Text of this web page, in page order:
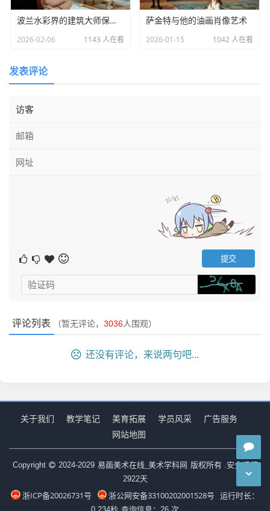
复杂，包含各种着色剂、填充剂、胶固剂等。水粉画多在纸
或木板等载体上进行绘制，技法相对较少，主要以平涂、渲
果，但由于干燥速度快，不易反复修改，画家需要一次成
型。水粉画作品保存时间相对较短，容易受潮、褪色和破
水粉画
水彩画
水彩画使用水溶性颜料，以水为溶剂。水彩颜料透明度
波兰水彩界的建筑大师保罗·迪莫奇
2026-02-06 1143 人在看
萨金特与他的油画肖像艺术
2026-01-15 1042 人在看
发表评论
评论列表 （暂无评论， 3036人围观）
还没有评论，来说两句吧...
关于我们 教学笔记 美育拓展 学员风采
广告服务
网站地图
Copyright 2024-2029 易画美术在线_美术学科网 版权所有 .安全运行
2922天
浙ICP备20026731号 浙公网安备33100202001528号
运行时长：